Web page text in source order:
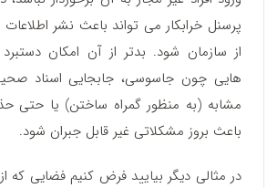
پرسنل خرابکار می تواند باعث نشر اطلاعات
از سازمان شود. بدتر از آن امکان دستبرد
هایی چون جاسوسی، جابجایی اسناد
مشابه (به منظور گمراه ساختن) یا حتی
باعث بروز مشکلاتی غیر قابل جبران شود.
در مثالی دیگر بیایید فرض کنیم فضایی که